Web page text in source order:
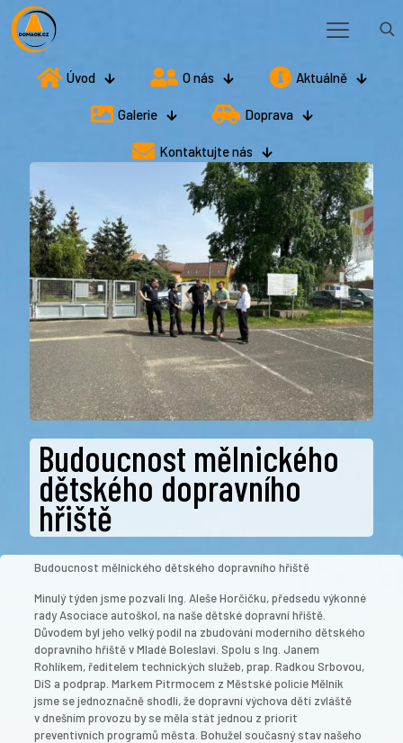
Úvod O nás Aktuálně
Galerie Doprava
Kontaktujte nás
Budoucnost mělnického
dětského dopravního
hřiště
Budoucnost mělnického dětského dopravního hřiště
Minulý týden jsme pozvali Ing. Aleše Horčičku, předsedu výkonné
rady Asociace autoškol, na naše dětské dopravní hřiště.
Důvodem byl jeho velký podíl na zbudování moderního dětského
dopravního hřiště v Mladé Boleslavi. Spolu s Ing. Janem
Rohlíkem, ředitelem technických služeb, prap. Radkou Srbovou,
DiS a podprap. Markem Pitrmocem z Městské policie Mělník
jsme se jednoznačně shodli, že dopravní výchova dětí zvláště
v dnešním provozu by se měla stát jednou z priorit
preventivních programů města. Bohužel současný stav našeho